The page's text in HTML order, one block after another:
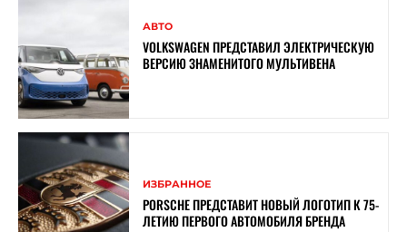
АВТО
VOLKSWAGEN ПРЕДСТАВИЛ ЭЛЕКТРИЧЕСКУЮ
ВЕРСИЮ ЗНАМЕНИТОГО МУЛЬТИВЕНА
ИЗБРАННОЕ
PORSCHE ПРЕДСТАВИТ НОВЫЙ ЛОГОТИП К 75-
ЛЕТИЮ ПЕРВОГО АВТОМОБИЛЯ БРЕНДА